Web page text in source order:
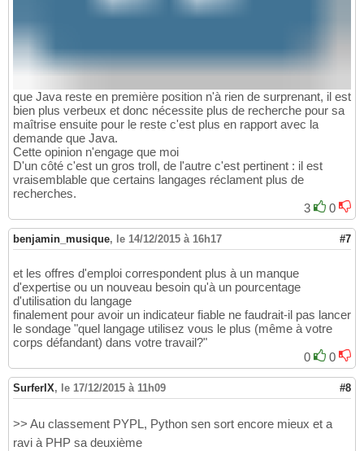
que Java reste en première position n'à rien de surprenant, il est
bien plus verbeux et donc nécessite plus de recherche pour sa
maîtrise ensuite pour le reste c'est plus en rapport avec la
demande que Java.
Cette opinion n'engage que moi
D'un côté c'est un gros troll, de l'autre c'est pertinent : il est
vraisemblable que certains langages réclament plus de
recherches.
3
0
benjamin_musique, le 14/12/2015 à 16h17 #7
et les offres d'emploi correspondent plus à un manque
d'expertise ou un nouveau besoin qu'à un pourcentage
d'utilisation du langage
finalement pour avoir un indicateur fiable ne faudrait-il pas lancer
le sondage "quel langage utilisez vous le plus (même à votre
corps défandant) dans votre travail?"
0
0
SurferIX, le 17/12/2015 à 11h09 #8
>> Au classement PYPL, Python sen sort encore mieux et a
ravi à PHP sa deuxième